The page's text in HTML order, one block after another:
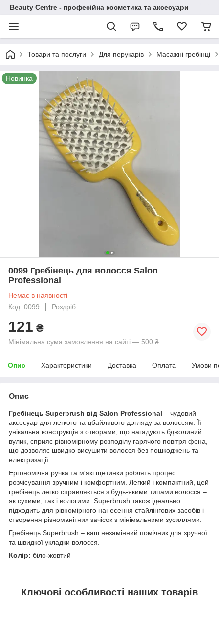
Beauty Centre - професійна косметика та аксесуари
Товари та послуги Для перукарів Масажні гребінці
Новинка
0099 Гребінець для волосся Salon
Professional
Немає в наявності
Код: 0099
Роздріб
121 ₴
Мінімальна сума замовлення на сайті — 500 ₴
Опис Характеристики Доставка Оплата Умови
Опис
Гребінець Superbrush від Salon Professional – чудовий
аксесуар для легкого та дбайливого догляду за волоссям. Її
унікальна конструкція з отворами, що нагадують бджолиний
вулик, сприяє рівномірному розподілу гарячого повітря фена,
що дозволяє швидко висушити волосся без пошкоджень та
електризації.
Ергономічна ручка та м'які щетинки роблять процес
розчісування зручним і комфортним. Легкий і компактний, цей
гребінець легко справляється з будь-якими типами волосся –
як сухими, так і вологими. Superbrush також ідеально
підходить для рівномірного нанесення стайлінгових засобів і
створення різноманітних зачісок з мінімальними зусиллями.
Гребінець Superbrush – ваш незамінний помічник для зручної
та швидкої укладки волосся.
Колір: біло-жовтий
Ключові особливості наших товарів